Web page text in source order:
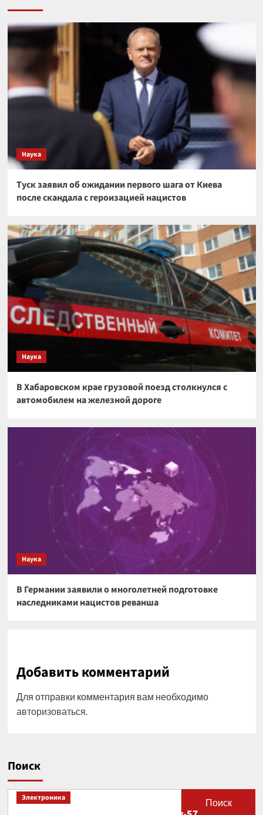
Наука
Туск заявил об ожидании первого шага от Киева
после скандала с героизацией нацистов
Наука
В Хабаровском крае грузовой поезд столкнулся с
автомобилем на железной дороге
Наука
В Германии заявили о многолетней подготовке
наследниками нацистов реванша
Добавить комментарий
Для отправки комментария вам необходимо
авторизоваться.
Поиск
Поиск
Электроника